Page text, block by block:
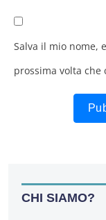
Salva il mio nome,
prossima volta che
CHI SIAMO?